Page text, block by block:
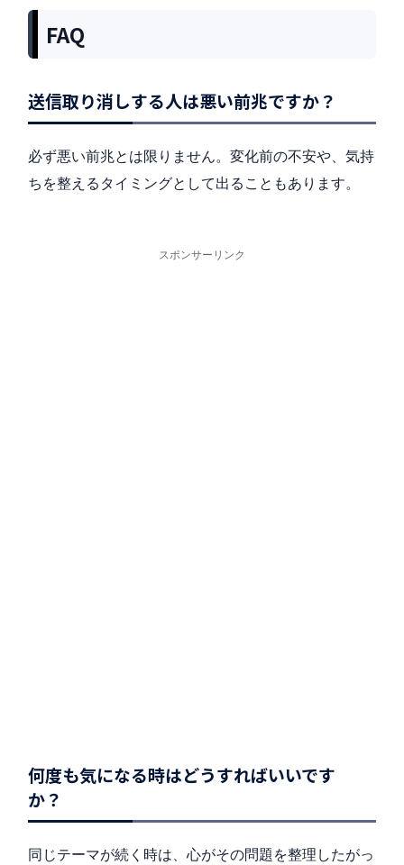
FAQ
送信取り消しする人は悪い前兆ですか？
必ず悪い前兆とは限りません。変化前の不安や、気持
ちを整えるタイミングとして出ることもあります。
スポンサーリンク
何度も気になる時はどうすればいいです
か？
同じテーマが続く時は、心がその問題を整理したがっ